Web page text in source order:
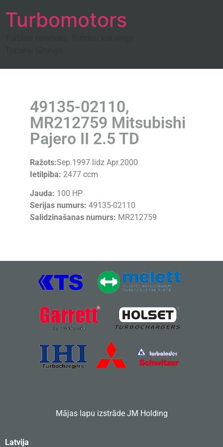
Turbomotors
49135-02110,
MR212759 Mitsubishi
Pajero II 2.5 TD
Ražots:Sep.1997 lidz Apr.2000
Ietilpiba: 2477 ccm
Jauda: 100 HP
Serijas numurs: 49135-02110
Salidzinašanas numurs: MR212759
Mājas lapu izstrādeJM Holding
Latvija